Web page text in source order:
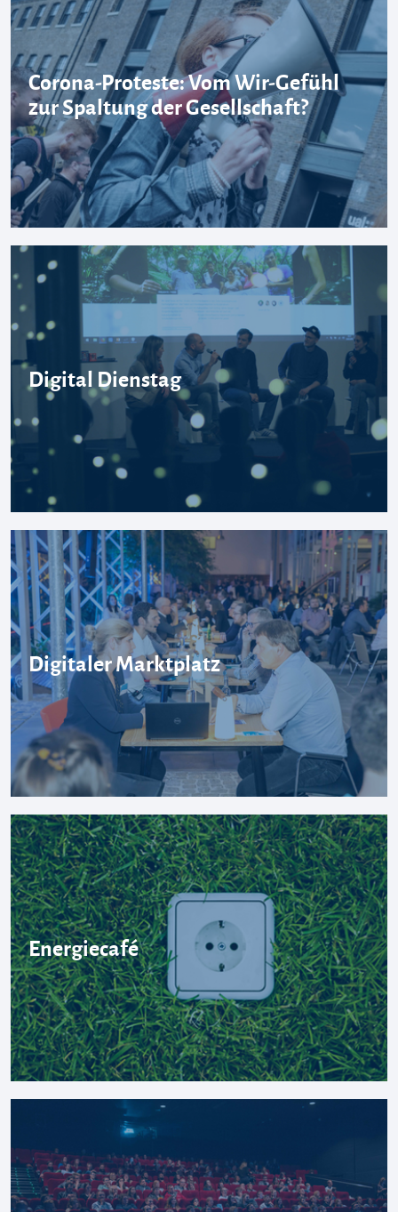
Corona-Proteste: Vom Wir-Gefühl
zur Spaltung der Gesellschaft?
Digital Dienstag
Digitaler Marktplatz
Energiecafé